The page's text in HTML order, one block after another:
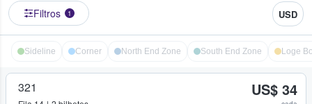
Filtros 1 USD
Sideline Corner North End Zone South End Zone Loge
321 US$ 34